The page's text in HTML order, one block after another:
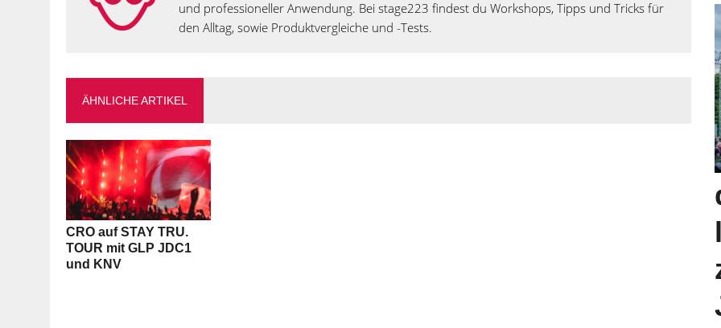
und professioneller Anwendung. Bei stage223 findest du Workshops, Tipps und Tricks für
den Alltag, sowie Produktvergleiche und -Tests.
ÄHNLICHE ARTIKEL
CRO auf STAY TRU.
TOUR mit GLP JDC1
und KNV